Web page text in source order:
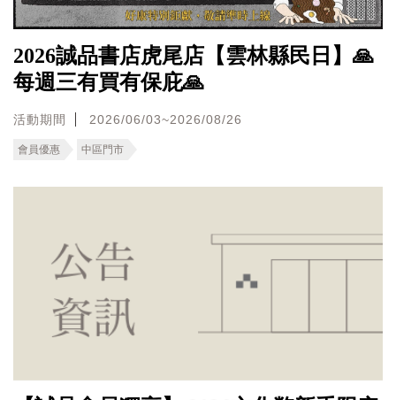
2026誠品書店虎尾店【雲林縣民日】🙏
每週三有買有保庇🙏
活動期間 2026/06/03~2026/08/26
會員優惠 中區門市